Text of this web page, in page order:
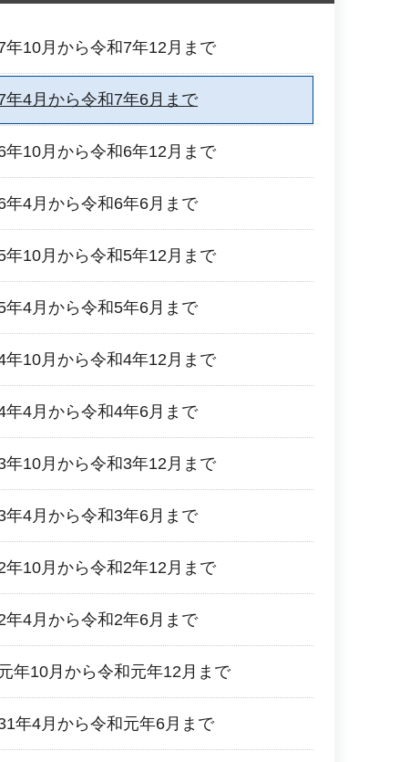
10月から令和7年12月まで
4月から令和7年6月まで
10月から令和6年12月まで
4月から令和6年6月まで
10月から令和5年12月まで
4月から令和5年6月まで
10月から令和4年12月まで
4月から令和4年6月まで
10月から令和3年12月まで
4月から令和3年6月まで
10月から令和2年12月まで
4月から令和2年6月まで
年10月から令和元年12月まで
年4月から令和元年6月まで